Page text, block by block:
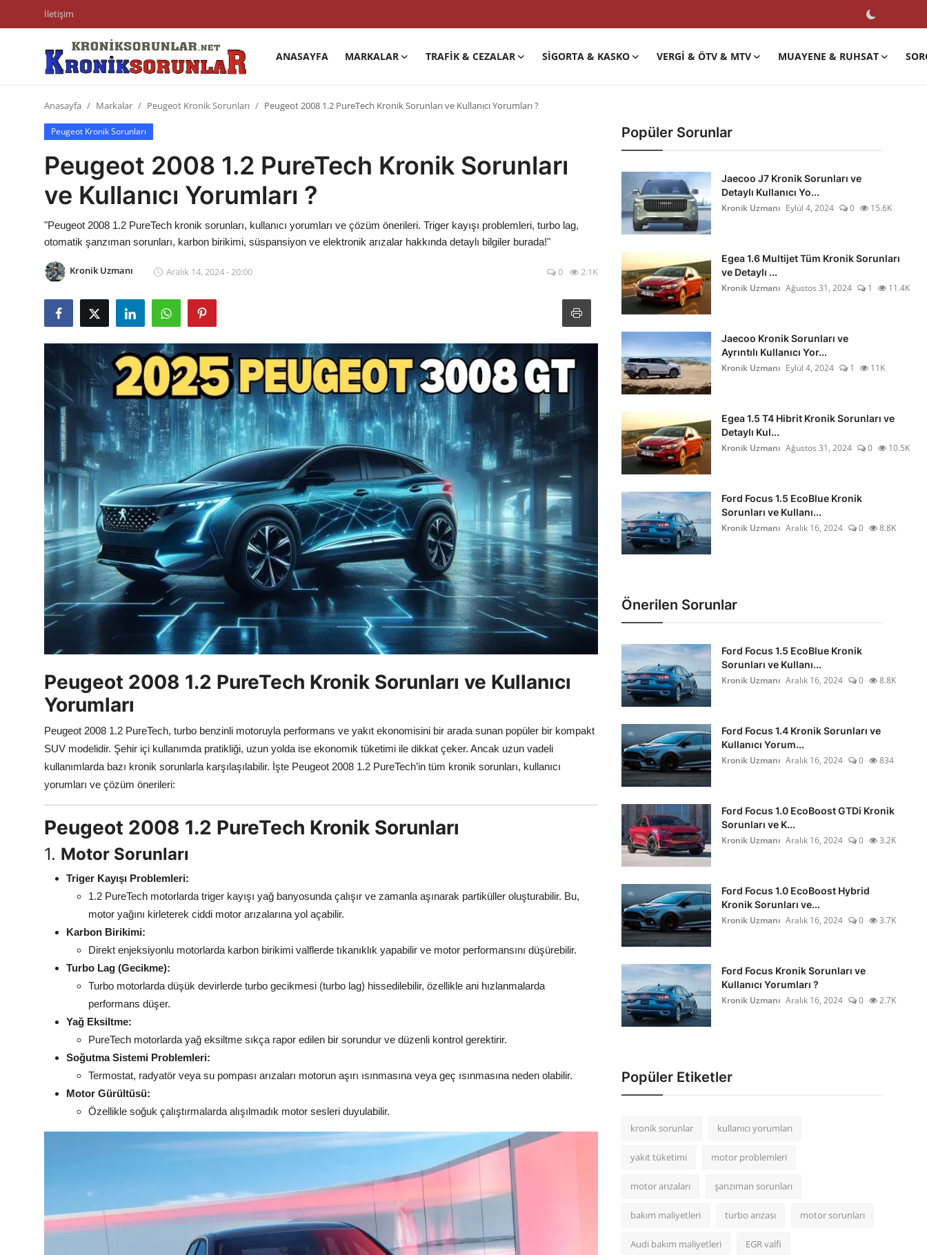
İletişim
ANASAYFA MARKALAR TRAFIK & CEZALAR SIGORTA & KASKO VERGI & ÖTV & MTV MUAYENE & RUHSAT
Trafik & Cezalar
Sigorta & Kasko
Vergi & ÖTV & MTV
Muayene & Ruhsat
Sorgulamalar
İkinci El & Alım-Satım
Bakım & Arıza Çözümleri
Elektrikli & Hibrit
Kiralama & Filo
Sürüş & Güvenlik
Lastik & Jant
Yağlar & Sıvılar
LPG & Yakıt
Elektrik & Akü
Klima & Konfor
Dizel Sistemler
Multimedya & Elektronik
Anasayfa Markalar Peugeot Kronik Sorunları Peugeot 2008 1.2 PureTech Kronik Sorunları ve Kullanıcı Yorumları ?
Peugeot Kronik Sorunları
Peugeot 2008 1.2 PureTech Kronik Sorunları
ve Kullanıcı Yorumları ?
"Peugeot 2008 1.2 PureTech kronik sorunları, kullanıcı yorumları ve çözüm önerileri. Triger kayışı problemleri, turbo lag,
otomatik şanzıman sorunları, karbon birikimi, süspansiyon ve elektronik arızalar hakkında detaylı bilgiler burada!"
Kronik Uzmanı Aralık 14, 2024 - 20:00 0 2.1K
Peugeot 2008 1.2 PureTech Kronik Sorunları ve Kullanıcı
Yorumları
Peugeot 2008 1.2 PureTech, turbo benzinli motoruyla performans ve yakıt ekonomisini bir arada sunan popüler bir kompakt
SUV modelidir. Şehir içi kullanımda pratikliği, uzun yolda ise ekonomik tüketimi ile dikkat çeker. Ancak uzun vadeli
kullanımlarda bazı kronik sorunlarla karşılaşılabilir. İşte Peugeot 2008 1.2 PureTech’in tüm kronik sorunları, kullanıcı
yorumları ve çözüm önerileri:
Peugeot 2008 1.2 PureTech Kronik Sorunları
1. Motor Sorunları
Triger Kayışı Problemleri:
1.2 PureTech motorlarda triger kayışı yağ banyosunda çalışır ve zamanla aşınarak partiküller oluşturabilir. Bu,
motor yağını kirleterek ciddi motor arızalarına yol açabilir.
Karbon Birikimi:
Direkt enjeksiyonlu motorlarda karbon birikimi valflerde tıkanıklık yapabilir ve motor performansını düşürebilir.
Turbo Lag (Gecikme):
Turbo motorlarda düşük devirlerde turbo gecikmesi (turbo lag) hissedilebilir, özellikle ani hızlanmalarda
performans düşer.
Yağ Eksiltme:
PureTech motorlarda yağ eksiltme sıkça rapor edilen bir sorundur ve düzenli kontrol gerektirir.
Soğutma Sistemi Problemleri:
Termostat, radyatör veya su pompası arızaları motorun aşırı ısınmasına veya geç ısınmasına neden olabilir.
Motor Gürültüsü:
Özellikle soğuk çalıştırmalarda alışılmadık motor sesleri duyulabilir.
Popüler Sorunlar
Jaecoo J7 Kronik Sorunları ve
Detaylı Kullanıcı Yo...
Kronik Uzmanı Eylül 4, 2024 0 15.6K
Egea 1.6 Multijet Tüm Kronik Sorunları
ve Detaylı ...
Kronik Uzmanı Ağustos 31, 2024 1 11.4K
Jaecoo Kronik Sorunları ve
Ayrıntılı Kullanıcı Yor...
Kronik Uzmanı Eylül 4, 2024 1 11K
Egea 1.5 T4 Hibrit Kronik Sorunları ve
Detaylı Kul...
Kronik Uzmanı Ağustos 31, 2024 0 10.5K
Ford Focus 1.5 EcoBlue Kronik
Sorunları ve Kullanı...
Kronik Uzmanı Aralık 16, 2024 0 8.8K
Önerilen Sorunlar
Ford Focus 1.5 EcoBlue Kronik
Sorunları ve Kullanı...
Kronik Uzmanı Aralık 16, 2024 0 8.8K
Ford Focus 1.4 Kronik Sorunları ve
Kullanıcı Yorum...
Kronik Uzmanı Aralık 16, 2024 0 834
Ford Focus 1.0 EcoBoost GTDi Kronik
Sorunları ve K...
Kronik Uzmanı Aralık 16, 2024 0 3.2K
Ford Focus 1.0 EcoBoost Hybrid
Kronik Sorunları ve...
Kronik Uzmanı Aralık 16, 2024 0 3.7K
Ford Focus Kronik Sorunları ve
Kullanıcı Yorumları ?
Kronik Uzmanı Aralık 16, 2024 0 2.7K
Popüler Etiketler
kronik sorunlar kullanıcı yorumları
yakıt tüketimi motor problemleri
motor arızaları şanzıman sorunları
bakım maliyetleri turbo arızası motor sorunları
Audi bakım maliyetleri EGR valfi